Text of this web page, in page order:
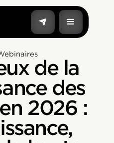
de la
des
2026 :